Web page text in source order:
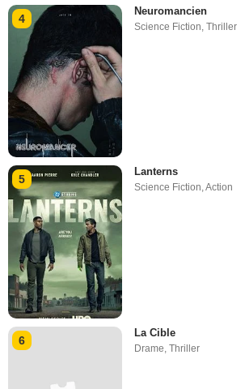
4
Neuromancien
Science Fiction,Thriller
5
Lanterns
Science Fiction,Action
6
La Cible
Drame ,Thriller